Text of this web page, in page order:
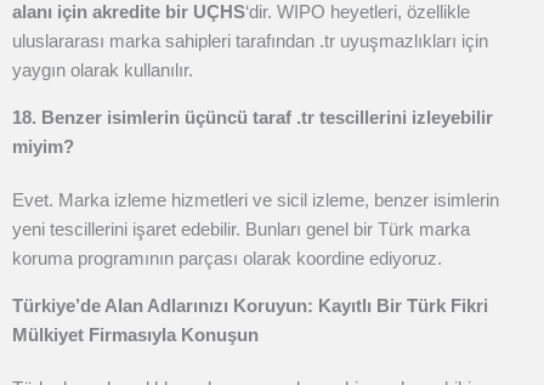
alanı için akredite bir UÇHS‘dir. WIPO heyetleri, özellikle
uluslararası marka sahipleri tarafından .tr uyuşmazlıkları için
yaygın olarak kullanılır.
18. Benzer isimlerin üçüncü taraf .tr tescillerini izleyebilir
miyim?
Evet. Marka izleme hizmetleri ve sicil izleme, benzer isimlerin
yeni tescillerini işaret edebilir. Bunları genel bir Türk marka
koruma programının parçası olarak koordine ediyoruz.
Türkiye’de Alan Adlarınızı Koruyun: Kayıtlı Bir Türk Fikri
Mülkiyet Firmasıyla Konuşun